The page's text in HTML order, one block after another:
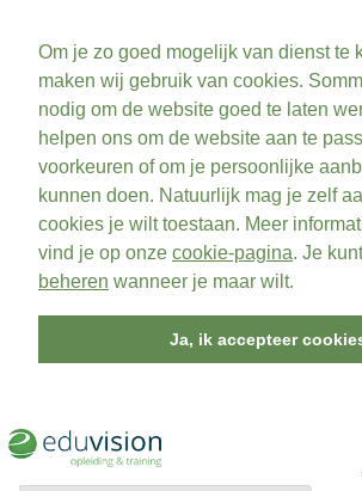
Om je zo goed mogelijk van dienst te
maken wij gebruik van cookies.
nodig om de website goed te laten
helpen ons om de website aan te
voorkeuren of om je persoonlijke
kunnen doen. Natuurlijk mag je zelf
cookies je wilt toestaan. Meer
vind je op onze cookie-pagina. Je
beheren wanneer je maar wilt.
Ja, ik accepteer